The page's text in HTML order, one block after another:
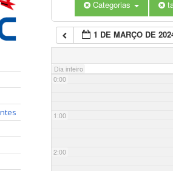
Categorias
1 DE MARÇO DE
Dia inteiro
0:00
1:00
2:00